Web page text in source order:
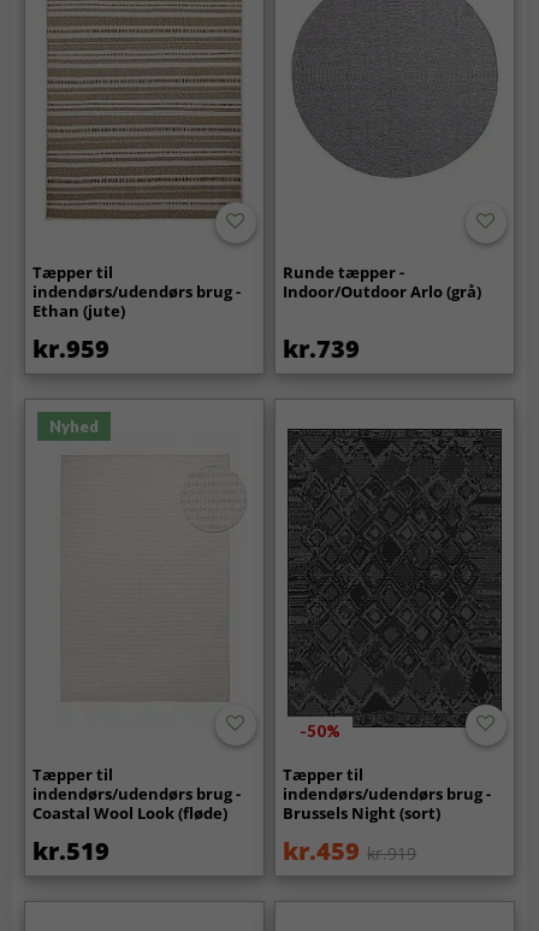
Tæpper til
indendørs/udendørs brug -
Ethan (jute)
kr.959
Runde tæpper -
Indoor/Outdoor Arlo (grå)
kr.739
Nyhed
Tæpper til
indendørs/udendørs brug -
Coastal Wool Look (fløde)
kr.519
-50%
Tæpper til
indendørs/udendørs brug -
Brussels Night (sort)
kr.459 kr.919